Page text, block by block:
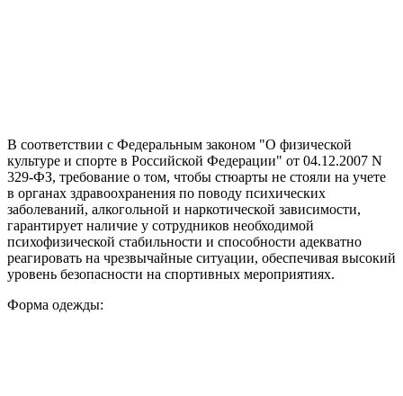
В соответствии с Федеральным законом "О физической
культуре и спорте в Российской Федерации" от 04.12.2007 N
329-ФЗ, требование о том, чтобы стюарты не стояли на учете
в органах здравоохранения по поводу психических
заболеваний, алкогольной и наркотической зависимости,
гарантирует наличие у сотрудников необходимой
психофизической стабильности и способности адекватно
реагировать на чрезвычайные ситуации, обеспечивая высокий
уровень безопасности на спортивных мероприятиях.
Форма одежды: